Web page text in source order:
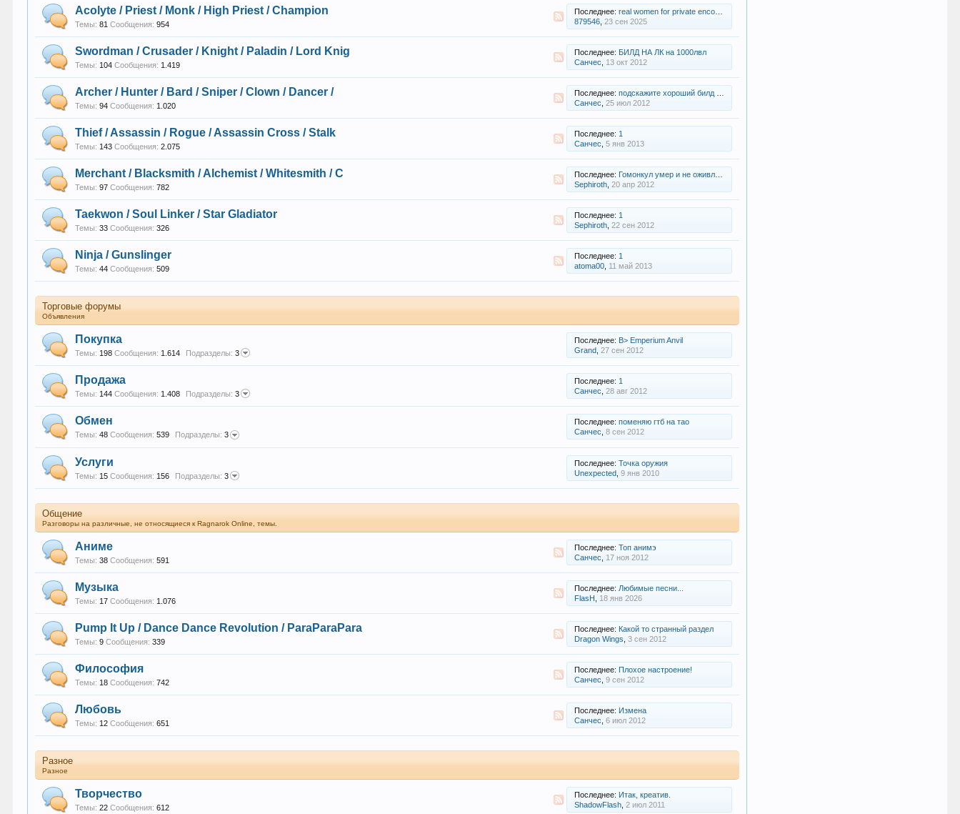
Acolyte / Priest / Monk / High Priest / Champion
Темы: 81 Сообщения: 954
Последнее: real women for private encounters
879546, 23 сен 2025
Swordman / Crusader / Knight / Paladin / Lord Knig
Темы: 104 Сообщения: 1.419
Последнее: БИЛД НА ЛК на 1000лвл
Санчес
13 окт 2012
Archer / Hunter / Bard / Sniper / Clown / Dancer /
Темы: 94 Сообщения: 1.020
Последнее: подскажите хороший билд на ханта пожалуйста
Санчес 25 июл 2012
Thief / Assassin / Rogue / Assassin Cross / Stalk
Темы: 143 Сообщения: 2.075
Последнее: 1
Санчес 5 янв 2013
Merchant / Blacksmith / Alchemist / Whitesmith / C
Темы: 97 Сообщения: 782
Последнее: Гомонкул умер и не оживляется. [Flame]
Sephiroth, 20 апр 2012
Taekwon / Soul Linker / Star Gladiator
Темы: 33 Сообщения: 326
Последнее: 1
Sephiroth, 22 сен 2012
Ninja / Gunslinger
Темы: 44 Сообщения: 509
Последнее: 1
atoma00, 11 май 2013
Торговые форумы
Объявления
Покупка
Темы: 198 Сообщения: 1.614 Подразделы: 3
Последнее: B> Emperium Anvil
Grand 27 сен 2012
Продажа
Темы: 144 Сообщения: 1.408 Подразделы: 3
Последнее: 1
Санчес 28 авг 2012
Обмен
Темы: 48 Сообщения: 539 Подразделы: 3
Последнее: поменяю гтб на тао
Санчес, 8 сен 2012
Услуги
Темы: 15 Сообщения: 156 Подразделы: 3
Последнее: Точка оружия
Unexpected, 9 янв 2010
Общение
Разговоры на различные, не относящиеся к Ragnarok Online, темы.
Аниме
Темы: 38 Сообщения: 591
Последнее: Топ анимэ
Санчес
17 ноя 2012
Музыка
Темы: 17 Сообщения: 1.076
Последнее: Любимые песни...
FlasH
18 янв 2026
Pump It Up / Dance Dance Revolution / ParaParaPara
Темы: 9 Сообщения: 339
Последнее: Какой то странный раздел
Dragon Wings 3 сен 2012
Философия
Темы: 18 Сообщения: 742
Последнее: Плохое настроение!
Санчес 9 сен 2012
Любовь
Темы: 12 Сообщения: 651
Последнее: Измена
Санчес 6 июл 2012
Разное
Разное
Творчество
Темы: 22 Сообщения: 612
Последнее: Итак, креатив.
ShadowFlash, 2 июл 2011